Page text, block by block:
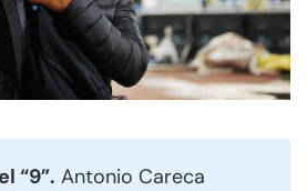
“9”. Antonio Careca